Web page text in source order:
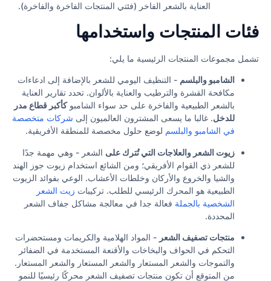
العناية بالشعر الفاخر (فئتي المنتجات الفاخرة والفاخرة).
فئات المنتجات واستخدامها
تشمل مجموعات المنتجات الرئيسية ما يلي:
الشامبو والبلسم - التنظيف اليومي للشعر بالإضافة إلى ادعاءات
مكافحة القشرة والترطيب والعناية بالألوان. تحدد تقارير العناية
بالشعر الطبيعية والفاخرة على حد سواء الشامبوكأكبر قطاع مدر
للدخل. غالبا ما يسعى المشترون العالميون إلى شركات متخصصة
في الشامبو والبلسم لوضع حلول مخصصة للمنطقة الأفريقية.
زيوت الشعر والعلاجات التي تُترك على الشعر - وهي مهمة جدًا
للشعر ذي القوام الأفريقي؛ ومن الشائع استخدام زيوت جوز الهند
والشيا والخروع والأركان وخلطات الأعشاب. الوعي بفوائد الزيوت
الطبيعية هو المحرك الرئيسي للطلب. تركيبات زيت الشعر
الشخصية بالجملة فعالة جدا في معالجة مشاكل جفاف الشعر
المحددة.
منتجات تصفيف الشعر - المواد الهلامية والكريمات ومستحضرات
التحكم في الحواف والبخاخات والأقنعة المستخدمة في الضفائر
والتموجات والشعر المستعار والشعر المستعار والشعر المستعار.
من المتوقع أن تكون منتجات تصفيف الشعر محركًا رئيسيًا للنمو